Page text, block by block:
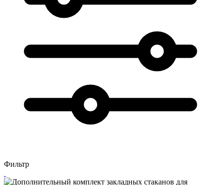
Фильтр